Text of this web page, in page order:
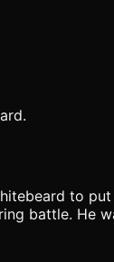
to
battle.